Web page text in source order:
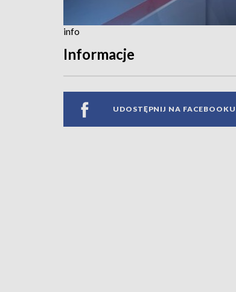
info
Informacje
UDOSTĘPNIJ NA FACEBOOKU